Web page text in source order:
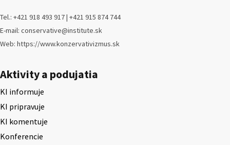
Tel.: +421 918 493 917 | +421 915 874 744
E-mail: conservative@institute.sk
Web: https://www.konzervativizmus.sk
Aktivity a podujatia
KI informuje
KI pripravuje
KI komentuje
Konferencie